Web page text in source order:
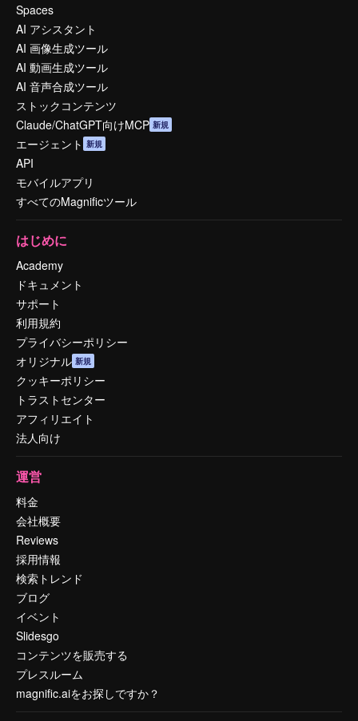
Spaces
AI アシスタント
AI 画像生成ツール
AI 動画生成ツール
AI 音声合成ツール
ストックコンテンツ
Claude/ChatGPT向けMCP 新規
エージェント 新規
API
モバイルアプリ
すべてのMagnificツール
はじめに
Academy
ドキュメント
サポート
利用規約
プライバシーポリシー
オリジナル 新規
クッキーポリシー
トラストセンター
アフィリエイト
法人向け
運営
料金
会社概要
Reviews
採用情報
検索トレンド
ブログ
イベント
Slidesgo
コンテンツを販売する
プレスルーム
magnific.aiをお探しですか？